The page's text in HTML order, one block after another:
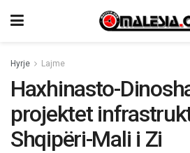
Hyrje Lajme
Haxhinasto-
projektet
Shqipëri-Mali i Zi